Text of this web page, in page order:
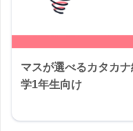
マスが選べるカタカ
学1年生向け